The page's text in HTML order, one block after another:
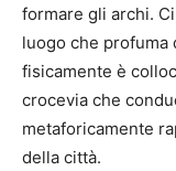
formare gli archi.
luogo che profuma
fisicamente è
crocevia che
metaforicamente
della città.